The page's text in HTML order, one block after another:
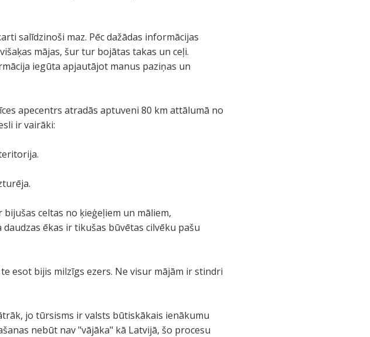
salīdzinoši maz. Pēc dažādas informācijas
mājas, šur tur bojātas takas un ceļi.
iegūta apjautājot manus paziņas un
apecentrs atradās aptuveni 80 km attālumā no
ir vairāki:
celtas no ķieģeļiem un māliem,
ēkas ir tikušas būvētas cilvēku pašu
esot bijis milzīgs ezers. Ne visur mājām ir stindri
jo tūrsisms ir valsts būtiskākais ienākumu
nebūt nav "vājāka" kā Latvijā, šo procesu